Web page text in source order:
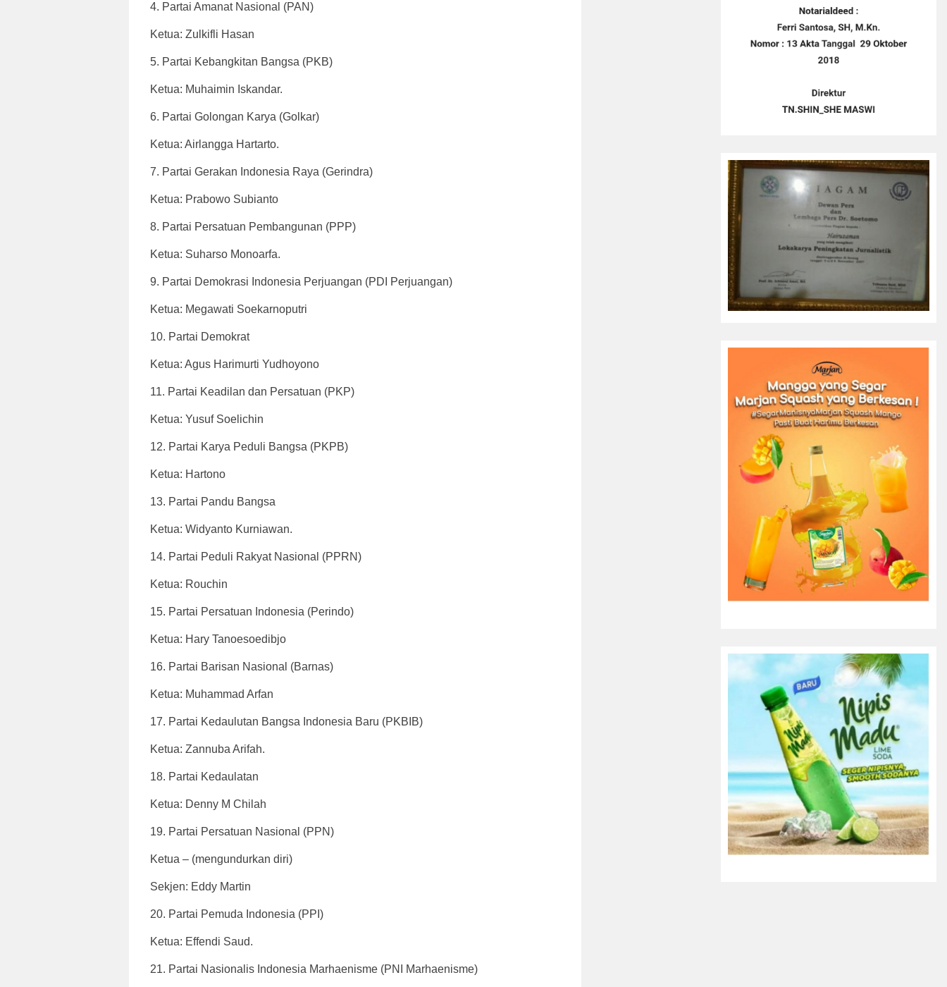
4. Partai Amanat Nasional (PAN)
Ketua: Zulkifli Hasan
5. Partai Kebangkitan Bangsa (PKB)
Ketua: Muhaimin Iskandar.
6. Partai Golongan Karya (Golkar)
Ketua: Airlangga Hartarto.
7. Partai Gerakan Indonesia Raya (Gerindra)
Ketua: Prabowo Subianto
8. Partai Persatuan Pembangunan (PPP)
Ketua: Suharso Monoarfa.
9. Partai Demokrasi Indonesia Perjuangan (PDI Perjuangan)
Ketua: Megawati Soekarnoputri
10. Partai Demokrat
Ketua: Agus Harimurti Yudhoyono
11. Partai Keadilan dan Persatuan (PKP)
Ketua: Yusuf Soelichin
12. Partai Karya Peduli Bangsa (PKPB)
Ketua: Hartono
13. Partai Pandu Bangsa
Ketua: Widyanto Kurniawan.
14. Partai Peduli Rakyat Nasional (PPRN)
Ketua: Rouchin
15. Partai Persatuan Indonesia (Perindo)
Ketua: Hary Tanoesoedibjo
16. Partai Barisan Nasional (Barnas)
Ketua: Muhammad Arfan
17. Partai Kedaulutan Bangsa Indonesia Baru (PKBIB)
Ketua: Zannuba Arifah.
18. Partai Kedaulatan
Ketua: Denny M Chilah
19. Partai Persatuan Nasional (PPN)
Ketua – (mengundurkan diri)
Sekjen: Eddy Martin
20. Partai Pemuda Indonesia (PPI)
Ketua: Effendi Saud.
21. Partai Nasionalis Indonesia Marhaenisme (PNI Marhaenisme)